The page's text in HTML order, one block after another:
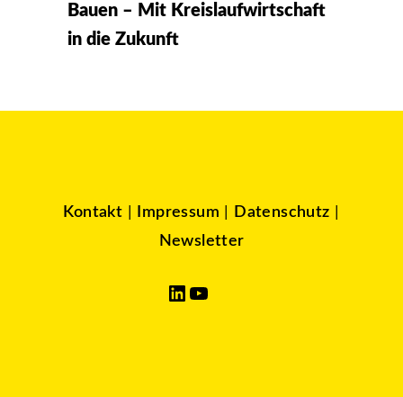
Bauen – Mit Kreislaufwirtschaft
in die Zukunft
Kontakt Impressum Datenschutz
Newsletter
LinkedIn
YouTube